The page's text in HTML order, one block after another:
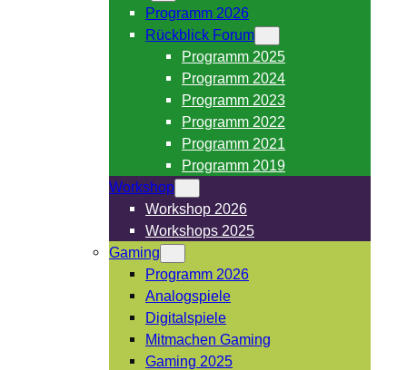
Programm 2026
Rückblick Forum
Programm 2025
Programm 2024
Programm 2023
Programm 2022
Programm 2021
Programm 2019
Workshop
Workshop 2026
Workshops 2025
Gaming
Programm 2026
Analogspiele
Digitalspiele
Mitmachen Gaming
Gaming 2025